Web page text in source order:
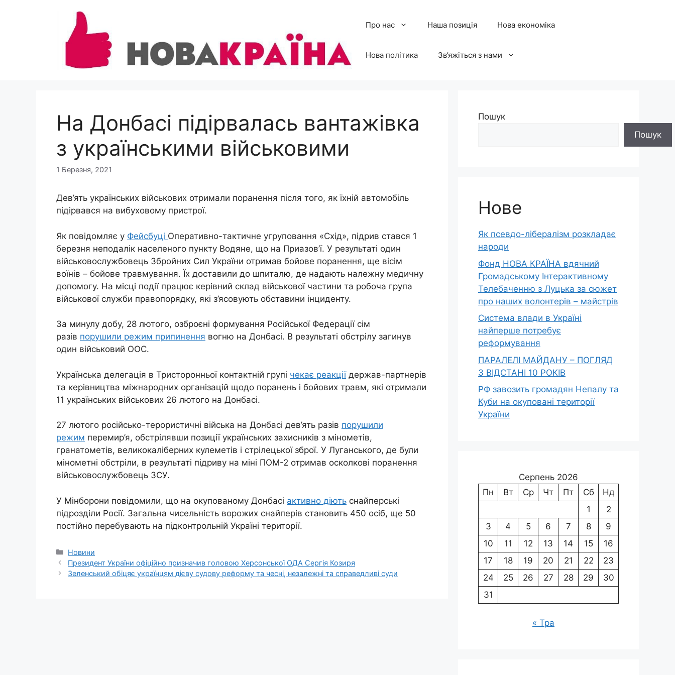
Про нас Наша позиція Нова економіка
Нова політика Зв’яжіться з нами
На Донбасі підірвалась вантажівка
з українськими військовими
1 Березня, 2021
Дев’ять українських військових отримали поранення після того, як їхній автомобіль
підірвався на вибуховому пристрої.
Як повідомляє у Фейсбуці Оперативно-тактичне угруповання «Схід», підрив стався 1
березня неподалік населеного пункту Водяне, що на Приазов’ї. У результаті один
військовослужбовець Збройних Сил України отримав бойове поранення, ще вісім
воїнів – бойове травмування. Їх доставили до шпиталю, де надають належну медичну
допомогу. На місці події працює керівний склад військової частини та робоча група
військової служби правопорядку, які з’ясовують обставини інциденту.
За минулу добу, 28 лютого, озброєні формування Російської Федерації сім
разів порушили режим припинення вогню на Донбасі. В результаті обстрілу загинув
один військовий ООС.
Українська делегація в Тристоронньої контактній групі чекає реакціїдержав-партнерів
та керівництва міжнародних організацій щодо поранень і бойових травм, які отримали
11 українських військових 26 лютого на Донбасі.
27 лютого російсько-терористичні війська на Донбасі дев’ять разів порушили
режим перемир’я, обстрілявши позиції українських захисників з мінометів,
гранатометів, великокаліберних кулеметів і стрілецької зброї. У Луганського, де були
мінометні обстріли, в результаті підриву на міні ПОМ-2 отримав осколкові поранення
військовослужбовець ЗСУ.
У Мінборони повідомили, що на окупованому Донбасі активно діють снайперські
підрозділи Росії. Загальна чисельність ворожих снайперів становить 450 осіб, ще 50
постійно перебувають на підконтрольній Україні території.
Категорії
Новини
Президент України офіційно призначив головою Херсонської ОДА Сергія Козиря
Зеленський обіцяє українцям дієву судову реформу та чесні, незалежні та справедливі суди
Пошук
Пошук
Нове
Як псевдо-лібералізм розкладає
народи
Фонд НОВА КРАЇНА вдячний
Громадському Інтерактивному
Телебаченню з Луцька за сюжет
про наших волонтерів – майстрів
Система влади в Україні
найперше потребує
реформування
ПАРАЛЕЛІ МАЙДАНУ – ПОГЛЯД
З ВІДСТАНІ 10 РОКІВ
РФ завозить громадян Непалу та
Куби на окуповані території
України
Серпень 2026
Пн
Вт Ср Чт Пт Сб
Нд
1
2
3
4 5 6 7 8
9
10
11 12 13 14 15
16
17
18 19 20 21 22
23
24
25 26 27 28 29
30
31
« Тра